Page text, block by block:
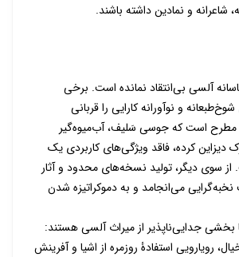
شاعرانه و نمادین داشته باشند.
آلسی بی‌انتقاد نمانده است. برخی
و نوآورانه کارایی را قربانی
مطرح است که جوسی سَلیف، آب‌میوه‌گیر
دیزاین کرده،فاقد ویژگی‌های کاربردی یک
. از سوی دیگر، تولید نسخه‌های محدود و آثار
می‌انجامد و به دموکراتیزه شدن
بخشی جدایی‌ناپذیر از میراث آلسی هستند:
رویارویی استفادۀ روزمره از اشیا و آفرینش